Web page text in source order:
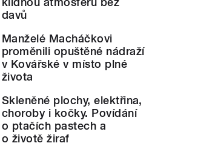
davů
Manželé Macháčkovi
proměnili opuštěné nádraží
v Kovářské v místo plné
života
Skleněné plochy, elektřina,
choroby i kočky. Povídání
o ptačích pastech a
o životě žiraf